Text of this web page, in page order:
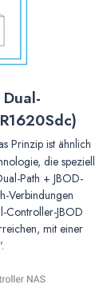
Prinzip ist ähnlich
die speziell
Path + JBOD-
Verbindungen
Controller-JBOD
mit einer